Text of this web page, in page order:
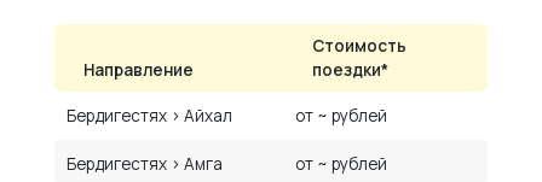
Направление
Стоимость
поездки*
Бердигестях › Айхал от ~ рублей
Бердигестях › Амга от ~ рублей